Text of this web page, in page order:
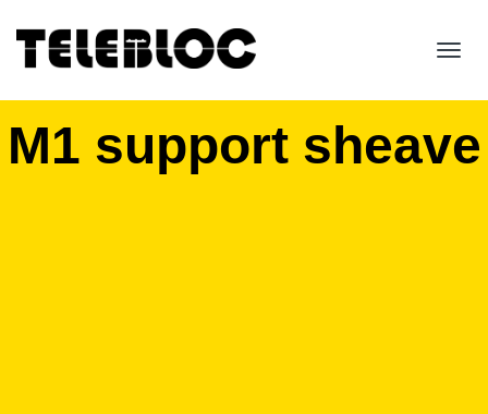
M1 support sheave